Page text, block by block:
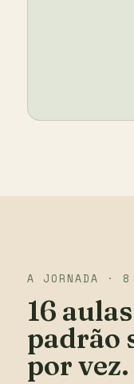
A JORNADA · 8
16
padrão
por vez.